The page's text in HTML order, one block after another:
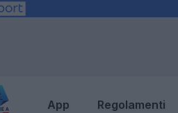
App Regolamenti